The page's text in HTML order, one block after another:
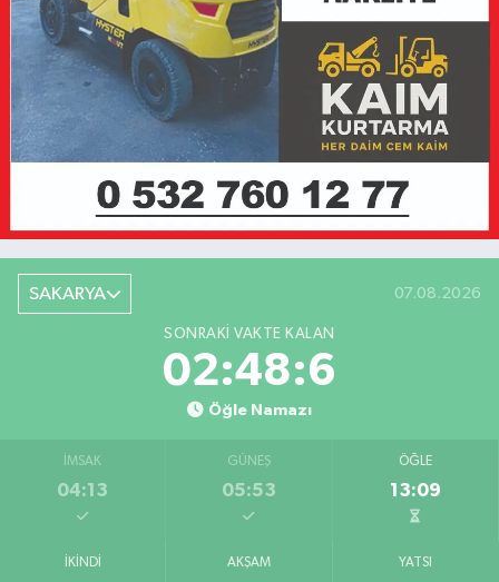
SAKARYA 07.08.2026
SONRAKI VAKTE KALAN
02:48:6
Öğle Namazı
İMSAK
04:13
GÜNEŞ
05:53
ÖĞLE
13:09
İKINDI AKŞAM YATSI